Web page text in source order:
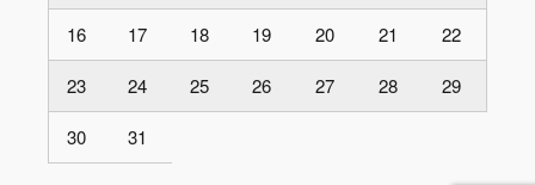
16 17 18 19 20 21 22
23 24 25 26 27 28 29
30 31